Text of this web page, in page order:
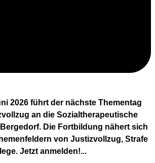
2026 führt der nächste Thementag
an die Sozialtherapeutische
Die Fortbildung nähert sich
von Justizvollzug, Strafe
Jetzt anmelden!...